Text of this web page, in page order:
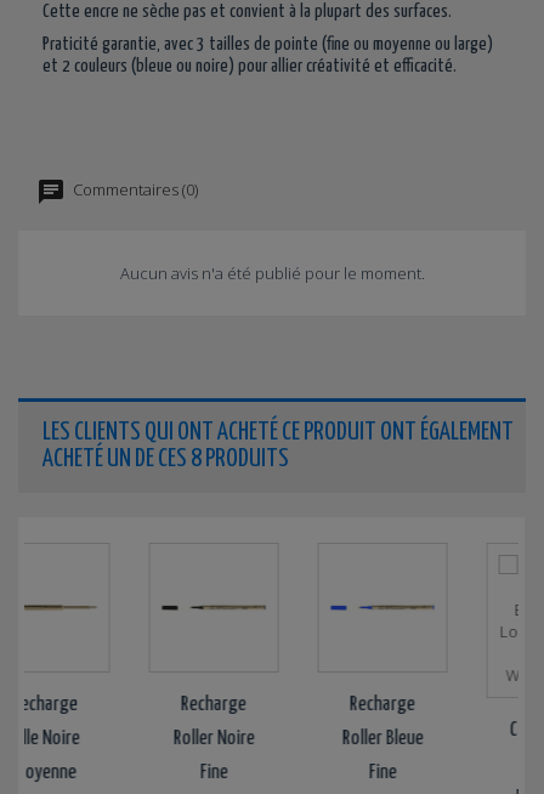
Cette encre ne sèche pas et convient à la plupart des surfaces.
Praticité garantie, avec 3 tailles de pointe (fine ou moyenne ou large)
et 2 couleurs (bleue ou noire) pour allier créativité et efficacité.
Commentaires (0)
Aucun avis n'a été publié pour le moment.
LES CLIENTS QUI ONT ACHETÉ CE PRODUIT ONT ÉGALEMENT
ACHETÉ UN DE CES 8 PRODUITS
Noire
Recharge
Roller Noire
Fine
Recharge
Roller Bleue
Fine